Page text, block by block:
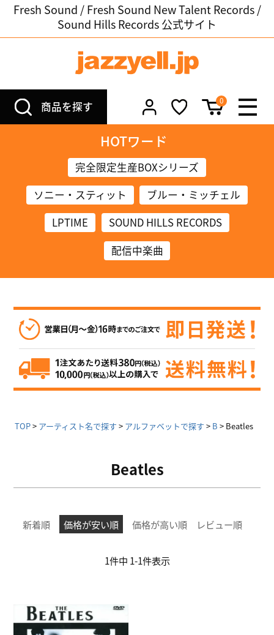
Fresh Sound / Fresh Sound New Talent Records /
Sound Hills Records 公式サイト
商品を探す 0
HOTワード
完全限定生産BOXシリーズ
ソニー・スティット
ブルー・ミッチェル
LPTIME
SOUND HILLS RECORDS
配信中楽曲
TOP アーティスト名で探す アルファベットで探す B Beatles
Beatles
新着順 価格が安い順 価格が高い順 レビュー順
1件中 1-1件表示